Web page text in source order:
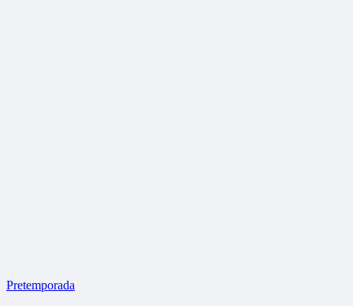
Pretemporada